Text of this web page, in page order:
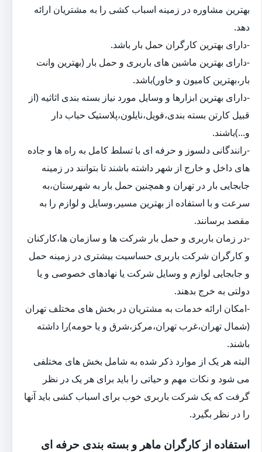
بهترین مشاوره در زمینه اسباب کشی را به مشتریان ارائه
دهد.
-دارای بهترین کارگران حمل بار باشد.
-دارای بهترین ماشین های باربری و حمل بار (بهترین وانت
بار،بهترین کامیون و خاور)باشد.
-دارای بهترین ابزارها و وسایل مورد نیاز بسته بندی اثاثیه (از
قبیل کارتن بسته بندی،فویل،نایلون،پلاستیک حباب دار
و...)باشند.
-رانندگانی دلسوز و حرفه ای با تسلط کامل به راه ها و جاده
های داخل و خارج از شهر داشته باشند تا بتوانند در زمینه
جابجایی بار در تهران و همچنین حمل بار به شهرستان،به
سرعت و با استفاده از بهترین مسیر،وسایل و لوازم را به
مقصد برسانند.
-در زمان باربری و حمل بار شرکت ها و سازمان ها،کارکنان
و کارگران شرکت باربری حساسیت بیشتری در زمینه حمل
و جابجایی لوازم و وسایل شرکت یا نهادهای خصوصی و یا
دولتی به خرج بدهند.
-امکان ارائه خدمات به مشتریان در بخش های مختلف تهران
(شمال تهران،غرب تهران،مرکز،شرق و یا حومه)را داشته
باشند.
البته هر یک از موارد ذکر شده به شامل بخش های مختلفی
می شود و نکات مهم و حیاتی را باید برای هر یک در نظر
گرفت که یک شرکت باربری خوب برای اسباب کشی باید آنها
را در نظر بگیرد.
استفاده از کارگران ماهر و بسته بندی حرفه ای